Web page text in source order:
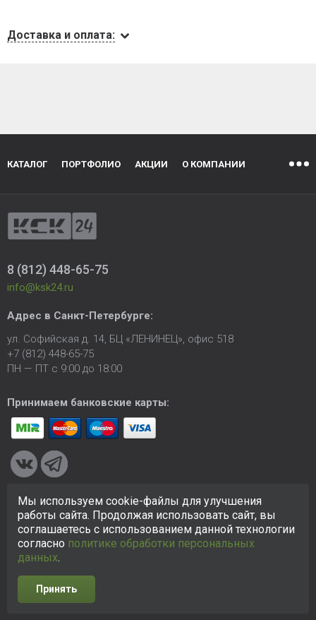
Доставка и оплата:
КАТАЛОГ ПОРТФОЛИО АКЦИИ О КОМПАНИИ
8 (812) 448-65-75
info@ksk24.ru
Адрес в Санкт-Петербурге:
ул. Софийская д. 14, БЦ «ЛЕНИНЕЦ», офис 518
+7 (812) 448-65-75
ПН — ПТ с 9:00 до 18:00
Принимаем банковские карты:
© 2005-2026 ООО «КСК». Сайтhttps://ksk24.ruсоздан
исключительно в информационных целях и любая информация
на сайте не является публичной офертой.Политика в
отношении персональных данных
Разработка сайта
Мы используем cookie-файлы для улучшения
работы сайта. Продолжая использовать сайт, вы
соглашаетесь с использованием данной технологии
согласно политике обработки персональных
данных.
Принять